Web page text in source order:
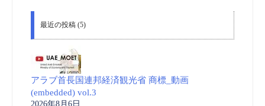
最近の投稿 (5)
アラブ首長国連邦経済観光省 商標_動画
(embedded) vol.3
2026年8月6日